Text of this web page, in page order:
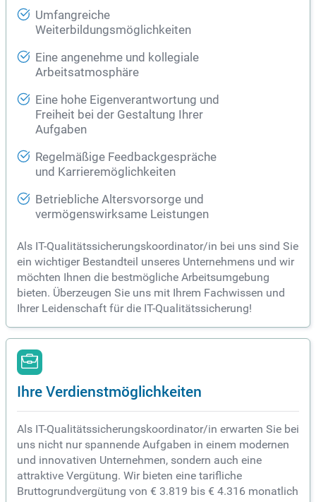
Umfangreiche
Weiterbildungsmöglichkeiten
Eine angenehme und kollegiale
Arbeitsatmosphäre
Eine hohe Eigenverantwortung und
Freiheit bei der Gestaltung Ihrer
Aufgaben
Regelmäßige Feedbackgespräche
und Karrieremöglichkeiten
Betriebliche Altersvorsorge und
vermögenswirksame Leistungen
Als IT-Qualitätssicherungskoordinator/in bei uns sind Sie
ein wichtiger Bestandteil unseres Unternehmens und wir
möchten Ihnen die bestmögliche Arbeitsumgebung
bieten. Überzeugen Sie uns mit Ihrem Fachwissen und
Ihrer Leidenschaft für die IT-Qualitätssicherung!
Ihre Verdienstmöglichkeiten
Als IT-Qualitätssicherungskoordinator/in erwarten Sie bei
uns nicht nur spannende Aufgaben in einem modernen
und innovativen Unternehmen, sondern auch eine
attraktive Vergütung. Wir bieten eine tarifliche
Bruttogrundvergütung von € 3.819 bis € 4.316 monatlich